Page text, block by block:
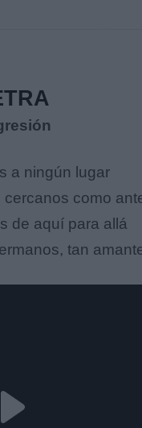
a ningún lugar
cercanos como
de aquí para allá
tan